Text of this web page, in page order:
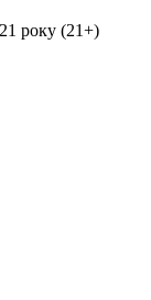
21 року (21+)